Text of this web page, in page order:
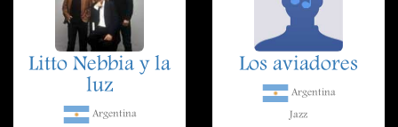
Litto Nebbia y la
luz
Argentina
Los aviadores
Argentina
Jazz